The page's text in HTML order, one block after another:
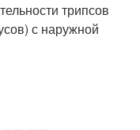
трипсов
с наружной